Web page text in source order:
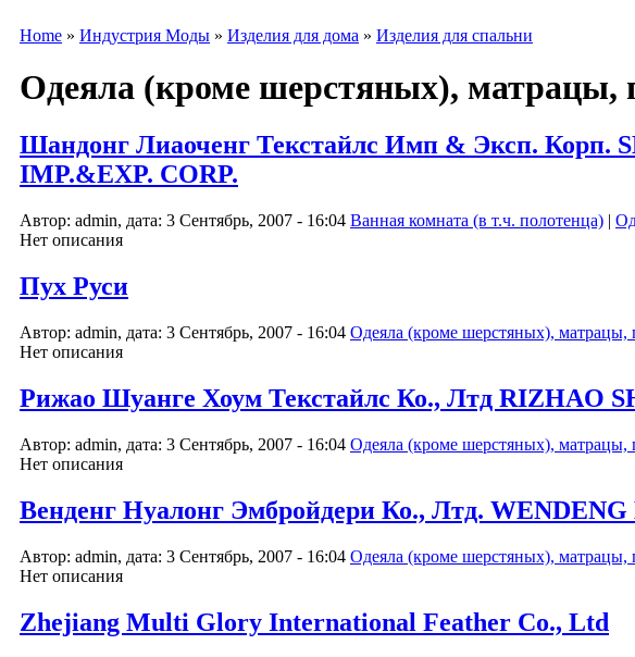
Home » Индустрия Моды » Изделия для дома » Изделия для спальни
Одеяла (кроме шерстяных), матрацы,
Шандонг Лиаоченг Текстайлс Имп & Эксп. Корп.
IMP.&EXP. CORP.
Автор: admin, дата: 3 Сентябрь, 2007 - 16:04 Ванная комната (в т.ч. полотенца) |
Нет описания
Пух Руси
Автор: admin, дата: 3 Сентябрь, 2007 - 16:04 Одеяла (кроме шерстяных), матрацы,
Нет описания
Рижао Шуанге Хоум Текстайлс Ко., Лтд RIZHAO
Автор: admin, дата: 3 Сентябрь, 2007 - 16:04 Одеяла (кроме шерстяных), матрацы,
Нет описания
Венденг Нуалонг Эмбройдери Ко., Лтд.
Автор: admin, дата: 3 Сентябрь, 2007 - 16:04 Одеяла (кроме шерстяных), матрацы,
Нет описания
Zhejiang Multi Glory International Feather Co., Ltd